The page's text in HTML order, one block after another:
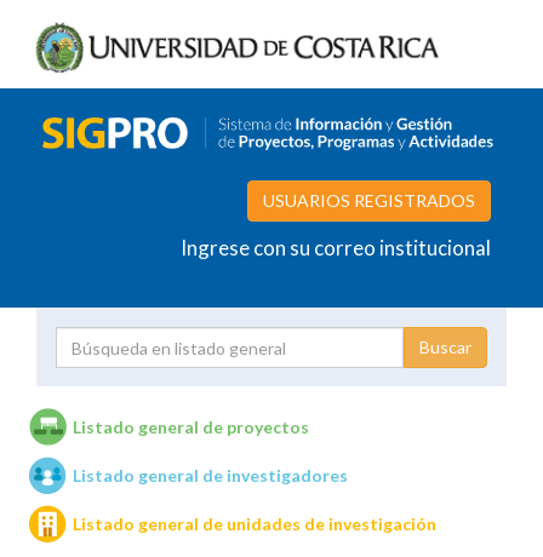
USUARIOS REGISTRADOS
Ingrese con su correo institucional
Unidades de investigación
Listado general de proyectos
Listado general de investigadores
Listado general de unidades de investigación